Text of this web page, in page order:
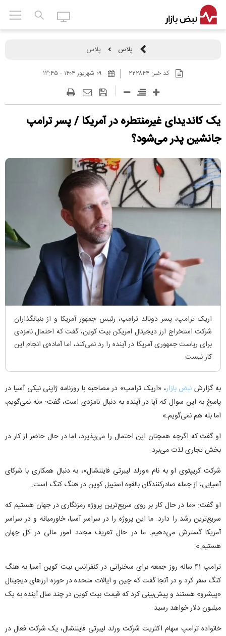
پلاس پلاس
کد خبر:۲۲۲۸۴۴
یک کاندیدای غیرمنتطره در آمریکا / پسر ترامپ
جانشین پدر می‌شود؟
اریک ترامپ، پسر دونالد ترامپ، رئیس جمهور آمریکا و از بنیانگذاران
شرکت استخراج ارز دیجیتال امریکن بیت کوین، گفت که احتمال نامزدی
برای ریاست جمهوری آمریکا در آینده را رد نمی‌کند، اما آماده‌ی انجام این
کار نیست.
به گزارشنبض بازار، «اریک ترامپ» در مصاحبه با روزنامه ژاپنی نیکی آسیا در
پاسخ به این سوال که آیا در آینده به دنبال نامزدی است، گفت: «نه نمی‌گویم،
اما بله هم نمی‌گویم.»
او گفت که اگرچه همچنان این احتمال را می‌پذیرد، اما در حال حاضر از کار در
بخش تجاری لذت می‌برد.
شرکت کریپتوی او به نام «ورلد لیبرتی فایننشال»، به دنبال همکاری با شرکای
آسیایی، از جمله صادرکنندگان بالقوه استیبل کوین در هنگ کنگ است.
او گفت: «ما در حال کار بر روی سریع‌ترین پروژه رمزنگاری در جهان هستیم که
سریع‌ترین رشد را دارد. ما این پروژه را در سراسر آسیا، خاورمیانه و در سراسر
آمریکا گسترش می‌دهیم. ما در حال تعریف مجدد امور مالی در کل جهان
هستیم.»
ترامپ ۴۱ ساله روز جمعه برای سخنرانی در کنفرانس بیت کوین آسیا به هنگ
کنگ سفر کرد و در آنجا گفت که چین و ایالات متحده در حوزه ارزهای دیجیتال
«پیشرو» هستند و پیش‌بینی کرد که قیمت بیت کوین در چند سال آینده به یک
میلیون دلار خواهد رسید.
خانواده ترامپ سهام اکثریت شرکت ورلد لیبرتی فایننشال، یک شرکت فعال در